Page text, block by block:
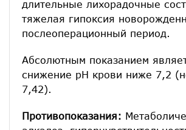
длительные лихорадочные
тяжелая гипоксия
послеоперационный период.
Абсолютным показанием
снижение рН крови ниже 7,2
7,42).
Противопоказания: